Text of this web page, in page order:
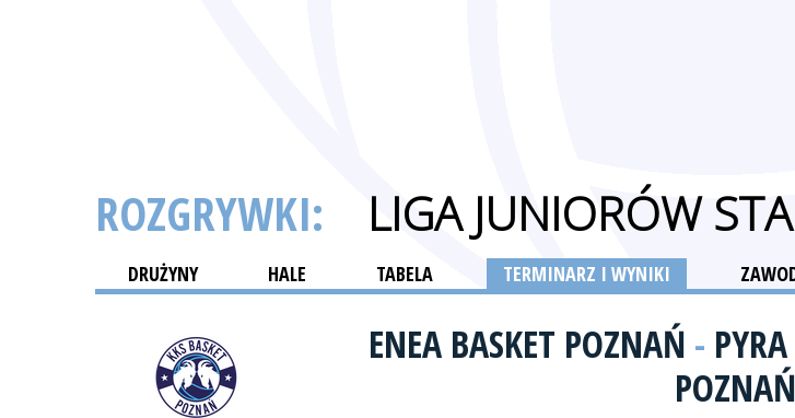
ROZGRYWKI: LIGA JUNIORÓW
DRUŻYNY HALE TABELA TERMINARZ I WYNIKI
ENEA BASKET POZNAŃ -
POZNAŃ